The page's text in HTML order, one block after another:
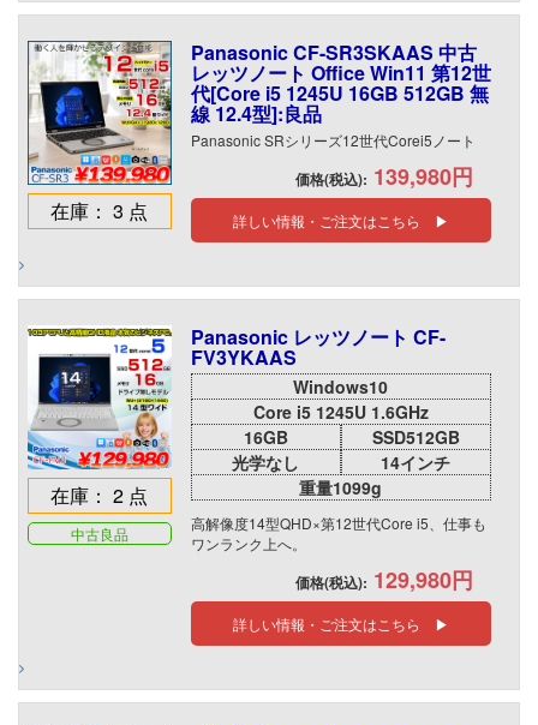
在庫： 3 点
Panasonic CF-SR3SKAAS 中古
レッツノート Office Win11 第12世
代[Core i5 1245U 16GB 512GB 無
線 12.4型]:良品
Panasonic SRシリーズ12世代Corei5ノート
価格(税込): 139,980円
詳しい情報・ご注文はこちら ▶
在庫： 2 点
中古良品
Panasonic レッツノート CF-
FV3YKAAS
Windows10
Core i5 1245U 1.6GHz
16GB
SSD512GB
光学なし
14インチ
重量1099g
高解像度14型QHD×第12世代Core i5、仕事も
ワンランク上へ。
価格(税込): 129,980円
詳しい情報・ご注文はこちら ▶